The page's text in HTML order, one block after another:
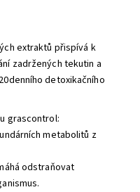
extraktů přispívá k
zadržených tekutin a
detoxikačního
grascontrol:
metabolitů z
odstraňovat